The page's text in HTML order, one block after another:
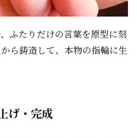
ふたりだけの言葉を原型に刻
ら鋳造して、本物の指輪に生
げ・完成